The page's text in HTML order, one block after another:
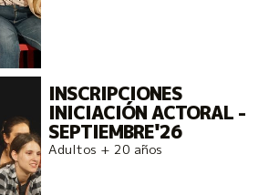
INSCRIPCIONES
INICIACIÓN ACTORAL -
SEPTIEMBRE'26
Adultos + 20 años